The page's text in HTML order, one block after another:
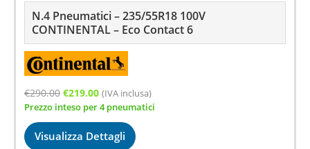
N.4 Pneumatici – 235/55R18 100V
CONTINENTAL – Eco Contact 6
€290.00 Il
prezzo
€219.00Il
prezzo
attuale
(IVA inclusa)
Prezzo inteso per 4 pneumatici
Visualizza Dettagli